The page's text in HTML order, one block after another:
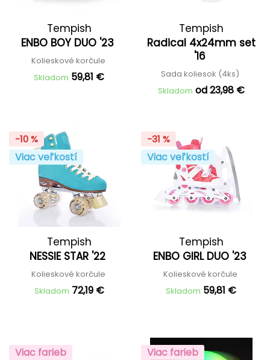
Tempish
ENBO BOY DUO '23
Kolieskové korčule
Skladom 59,81 €
Tempish
Radical 4x24mm set
'16
Sada koliesok (4ks)
Skladom od 23,98 €
-10 %
Viac veľkostí
Tempish
NESSIE STAR '22
Kolieskové korčule
Skladom 72,19 €
-31 %
Viac veľkostí
Tempish
ENBO GIRL DUO '23
Kolieskové korčule
Skladom 59,81 €
Viac farieb
Viac farieb